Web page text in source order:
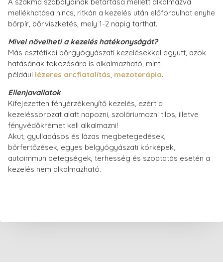
mellékhatása nincs, ritkán a kezelés után előfordulhat enyhe
bőrpír, bőrviszketés, mely 1-2 napig tarthat.
Mivel növelheti a kezelés hatékonyságát?
Más esztétikai bőrgyógyászati kezelésekkel együtt, azok
hatásának fokozására is alkalmazható, mint
például lézeres arcfiatalítás, mezoterápia.
Ellenjavallatok
Kifejezetten fényérzékenyítő kezelés, ezért a
kezeléssorozat alatt napozni, szoláriumozni tilos, illetve
fényvédőkrémet kell alkalmazni!
Akut, gyulladásos és lázas megbetegedések,
bőrfertőzések, egyes belgyógyászati kórképek,
autoimmun betegségek, terhesség és szoptatás esetén a
kezelés nem alkalmazható.